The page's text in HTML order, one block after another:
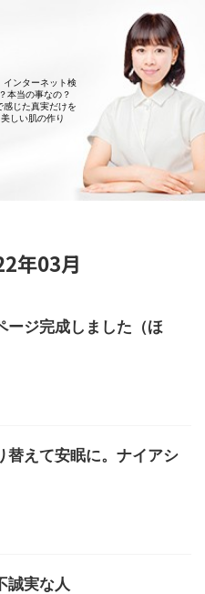
インターネット検
本当の事なの？
感じた真実だけを
しい肌の作り
年03月
ージ完成しました（ほ
替えて安眠に。ナイアシ
誠実な人